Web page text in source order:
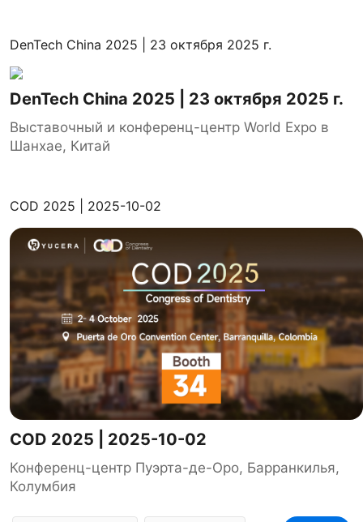
DenTech China 2025 | 23 октября 2025 г.
DenTech China 2025 | 23 октября 2025 г.
Выставочный и конференц-центр World Expo в
Шанхае, Китай
COD 2025 | 2025-10-02
COD 2025 | 2025-10-02
Конференц-центр Пуэрта-де-Оро, Барранкилья,
Колумбия